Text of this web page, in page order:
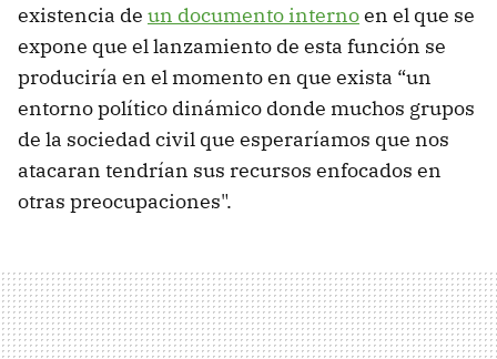
existencia de un documento internoen el que se
expone que el lanzamiento de esta función se
produciría en el momento en que exista “un
entorno político dinámico donde muchos grupos
de la sociedad civil que esperaríamos que nos
atacaran tendrían sus recursos enfocados en
otras preocupaciones".